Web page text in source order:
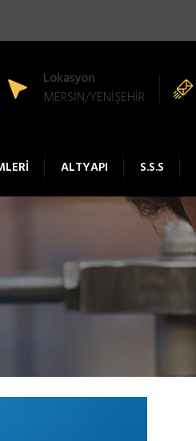
Lokasyon
MERSİN/YENİŞEHİR
ALTYAPI S.S.S